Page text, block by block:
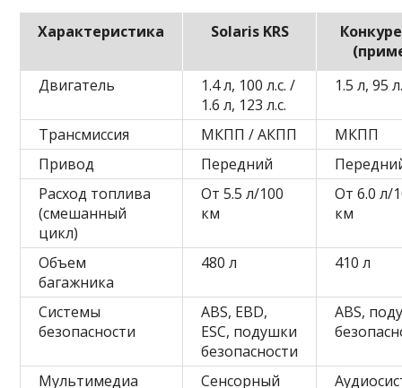
Характеристика Solaris KRS
Двигатель
1.4 л, 100 л.с. /
1.6 л, 123 л.с.
1.5 л, 95
Трансмиссия МКПП / АКПП
МКПП
Привод
Передний
Расход топлива
(смешанный
цикл)
От 5.5 л/100
км
От 6.0 л/
км
Объем
багажника
480 л 410 л
Системы
безопасности
ABS, EBD,
ESC, подушки
безопасности
ABS,
Мультимедиа
Сенсорный